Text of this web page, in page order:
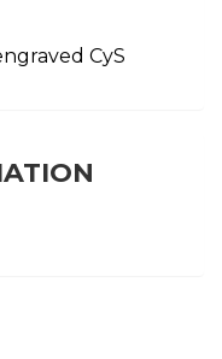
CyS